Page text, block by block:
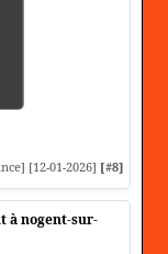
[12-01-2026] [#8]
à nogent-sur-